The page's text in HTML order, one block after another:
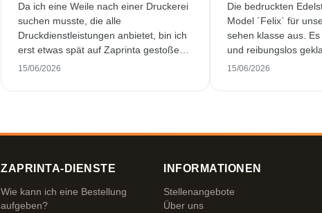
Da ich eine Weile nach einer Druckerei
suchen musste, die alle
Druckdienstleistungen anbietet, bin ich
erst etwas spät auf Zaprinta gestoßen.
Trotzdem haben sie es geschafft, 250
15/06/2026
Die bedruckten
Model ´Felix` für
sehen klasse aus.
und reibungslos
15/06/2026
ZAPRINTA-DIENSTE
Wie kann ich eine Bestellung
aufgeben?
INFORMATIONEN
Stellenangebote
Über uns